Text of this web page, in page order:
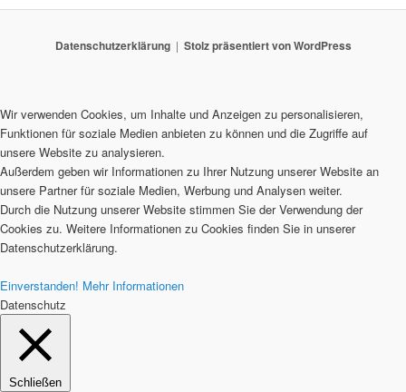
Datenschutzerklärung Stolz präsentiert von WordPress
Wir verwenden Cookies, um Inhalte und Anzeigen zu personalisieren,
Funktionen für soziale Medien anbieten zu können und die Zugriffe auf
unsere Website zu analysieren.
Außerdem geben wir Informationen zu Ihrer Nutzung unserer Website an
unsere Partner für soziale Medien, Werbung und Analysen weiter.
Durch die Nutzung unserer Website stimmen Sie der Verwendung der
Cookies zu. Weitere Informationen zu Cookies finden Sie in unserer
Datenschutzerklärung.
Einverstanden! Mehr Informationen
Datenschutz
Schließen